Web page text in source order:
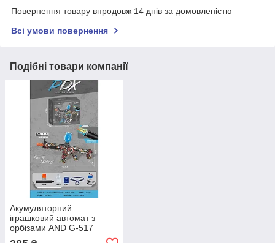
Повернення товару впродовж 14 днів за домовленістю
Всі умови повернення
Подібні товари компанії
Акумуляторний
іграшковий автомат з
орбізами AND G-517